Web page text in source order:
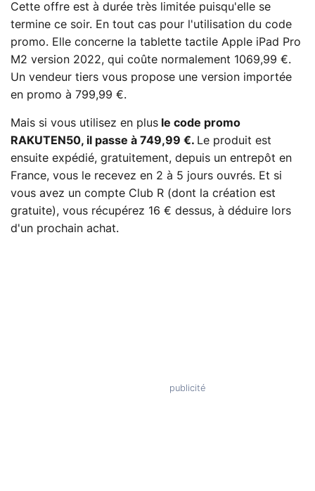
Cette offre est à durée très limitée puisqu'elle se
termine ce soir. En tout cas pour l'utilisation du code
promo. Elle concerne la tablette tactile Apple iPad Pro
M2 version 2022, qui coûte normalement 1069,99 €.
Un vendeur tiers vous propose une version importée
en promo à 799,99 €.
Mais si vous utilisez en plus le code promo
RAKUTEN50, il passe à 749,99 €. Le produit est
ensuite expédié, gratuitement, depuis un entrepôt en
France, vous le recevez en 2 à 5 jours ouvrés. Et si
vous avez un compte Club R (dont la création est
gratuite), vous récupérez 16 € dessus, à déduire lors
d'un prochain achat.